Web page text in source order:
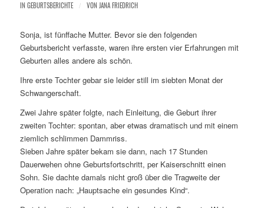
IN GEBURTSBERICHTE / VON JANA FRIEDRICH
Sonja, ist fünffache Mutter. Bevor sie den folgenden
Geburtsbericht verfasste, waren ihre ersten vier Erfahrungen mit
Geburten alles andere als schön.
Ihre erste Tochter gebar sie leider still im siebten Monat der
Schwangerschaft.
Zwei Jahre später folgte, nach Einleitung, die Geburt ihrer
zweiten Tochter: spontan, aber etwas dramatisch und mit einem
ziemlich schlimmen Dammriss.
Sieben Jahre später bekam sie dann, nach 17 Stunden
Dauerwehen ohne Geburtsfortschritt, per Kaiserschnitt einen
Sohn. Sie dachte damals nicht groß über die Tragweite der
Operation nach: „Hauptsache ein gesundes Kind“.